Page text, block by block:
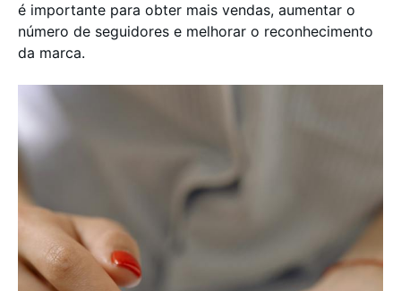
é importante para obter mais vendas, aumentar o
número de seguidores e melhorar o reconhecimento
da marca.